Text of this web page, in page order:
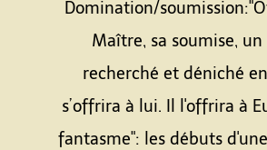
Domination/
Maître, sa soumise,
recherché et déniché
s’offrira à lui. Il l'offrira à
fantasme": les débuts